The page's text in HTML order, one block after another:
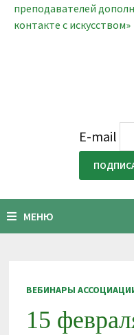
преподавателей
контакте с искусством»
E-mail
МЕНЮ
ВЕБИНАРЫ
15